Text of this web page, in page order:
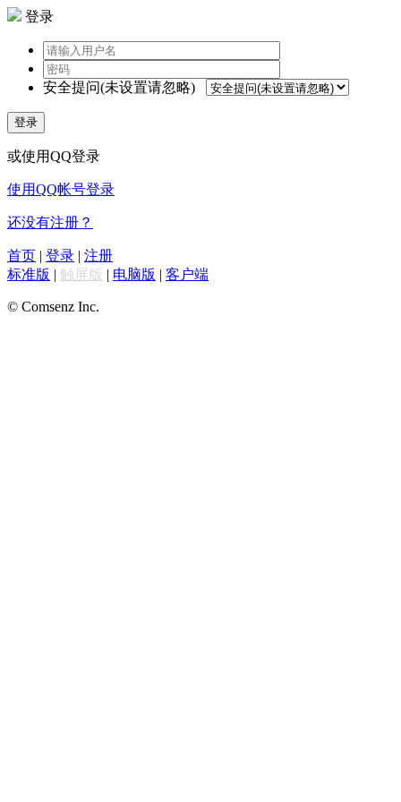
登录
安全提问(未设置请忽略)
登录
或使用QQ登录
使用QQ帐号登录
还没有注册？
首页 | 登录 | 注册
标准版 | 触屏版 | 电脑版 | 客户端
© Comsenz Inc.